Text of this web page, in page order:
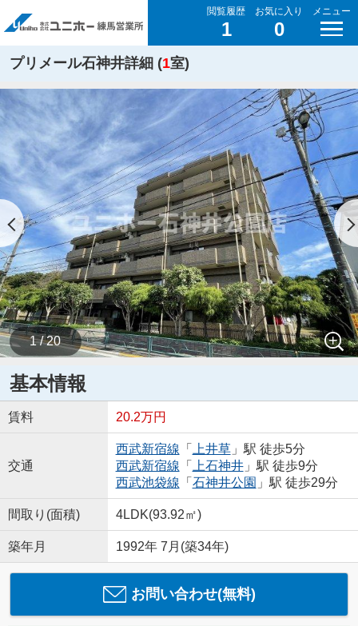
閲覧履歴
1
お気に入り
0
メニュー
プリメール石神井詳細 (1室)
1 / 20
基本情報
賃料 20.2万円
交通
西武新宿線 「 上井草」駅 徒歩5分
西武新宿線 「 上石神井」駅 徒歩9分
西武池袋線 「 石神井公園 」駅 徒歩29分
間取り(面積) 4LDK(93.92㎡)
築年月 1992年 7月(築34年)
お問い合わせ(無料)